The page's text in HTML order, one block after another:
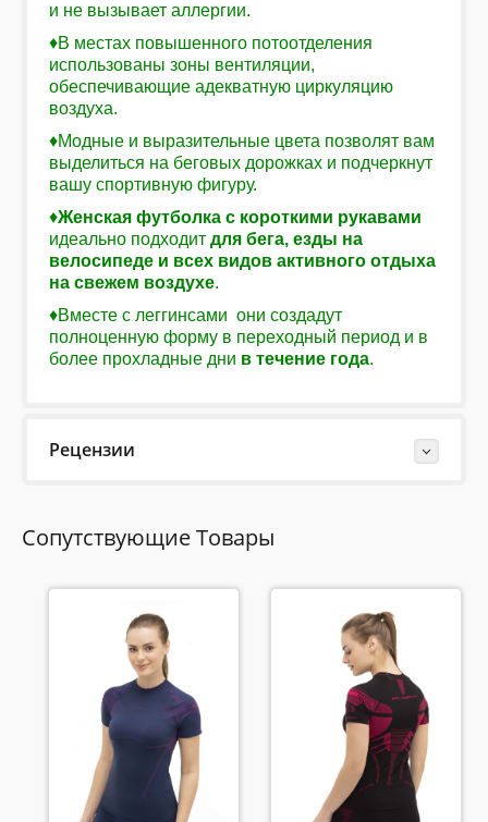
и не вызывает аллергии.
♦В местах повышенного потоотделения
использованы зоны вентиляции,
обеспечивающие адекватную циркуляцию
воздуха.
♦Модные и выразительные цвета позволят вам
выделиться на беговых дорожках и подчеркнут
вашу спортивную фигуру.
♦Женская футболка с короткими рукавами
идеально подходит для бега, езды на
велосипеде и всех видов активного отдыха
на свежем воздухе.
♦Вместе с леггинсами они создадут
полноценную форму в переходный период и в
более прохладные дни в течение года.
Рецензии
макс. 2000 знаков)
Во-первых: Оцените данный товар. Пожалуйста,
Сопутствующие Товары